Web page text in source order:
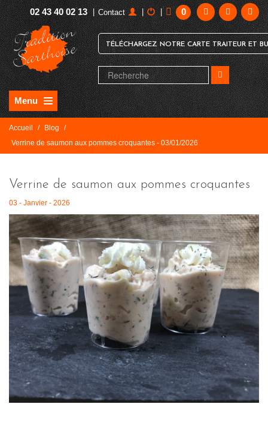
02 43 40 02 13 | Contact | | 0
TÉLÉCHARGEZ NOTRE CARTE TRAITEUR ET
Menu
Accueil / Blog
/
Verrine de saumon aux pommes croquantes - 03/01/2026
Verrine de saumon aux pommes croquantes
03 - Janvier - 2026